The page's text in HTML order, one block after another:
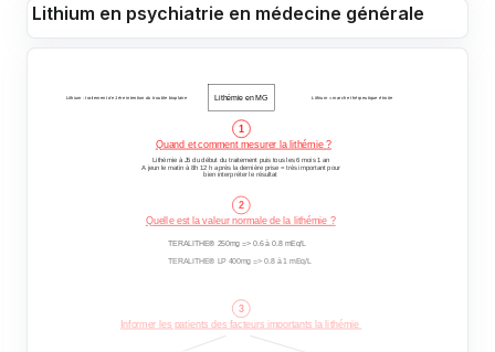
Lithium en psychiatrie en médecine générale